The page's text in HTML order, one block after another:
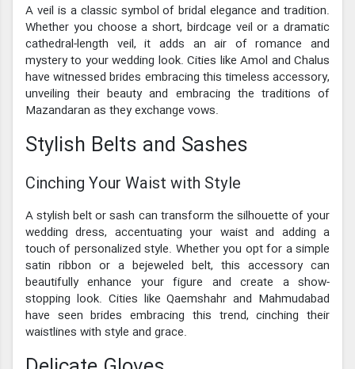
A veil is a classic symbol of bridal elegance and tradition.
Whether you choose a short, birdcage veil or a dramatic
cathedral-length veil, it adds an air of romance and
mystery to your wedding look. Cities like Amol and Chalus
have witnessed brides embracing this timeless accessory,
unveiling their beauty and embracing the traditions of
Mazandaran as they exchange vows.
Stylish Belts and Sashes
Cinching Your Waist with Style
A stylish belt or sash can transform the silhouette of your
wedding dress, accentuating your waist and adding a
touch of personalized style. Whether you opt for a simple
satin ribbon or a bejeweled belt, this accessory can
beautifully enhance your figure and create a show-
stopping look. Cities like Qaemshahr and Mahmudabad
have seen brides embracing this trend, cinching their
waistlines with style and grace.